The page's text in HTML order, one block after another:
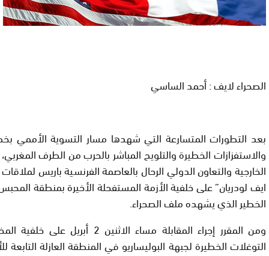
الصحراء لايف : أحمد الساسي
بعد التطورات المتسارعة التي شهدها مسار التسوية الأممي
والاستفزازات الخطيرة والتلويح المباشر بالحرب من الطرف
الخارجية والتعاون الدولي الرحال بالعاصمة الفرنسية باريس
ايف لودريان” على خلفية الأزمة المستفحلة الأخيرة بمنطقة
الخطير الذي يشهده ملف الصحراء.
ومن المقرر إجراء المقابلة مساء
التوغلات الخطيرة لجبهة البوليساريو في المنطقة العازلة التابعة